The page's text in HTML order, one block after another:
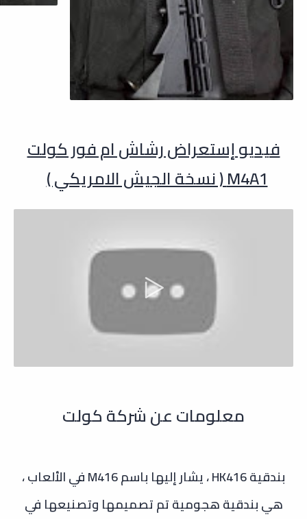
فيديو إستعراض رشاش ام فور كولت
M4A1 ( نسخة الجيش الامريكي )
معلومات عن شركة كولت
بندقية HK416 ، يشار إليها باسم M416 في الألعاب ،
هي بندقية هجومية تم تصميمها وتصنيعها في